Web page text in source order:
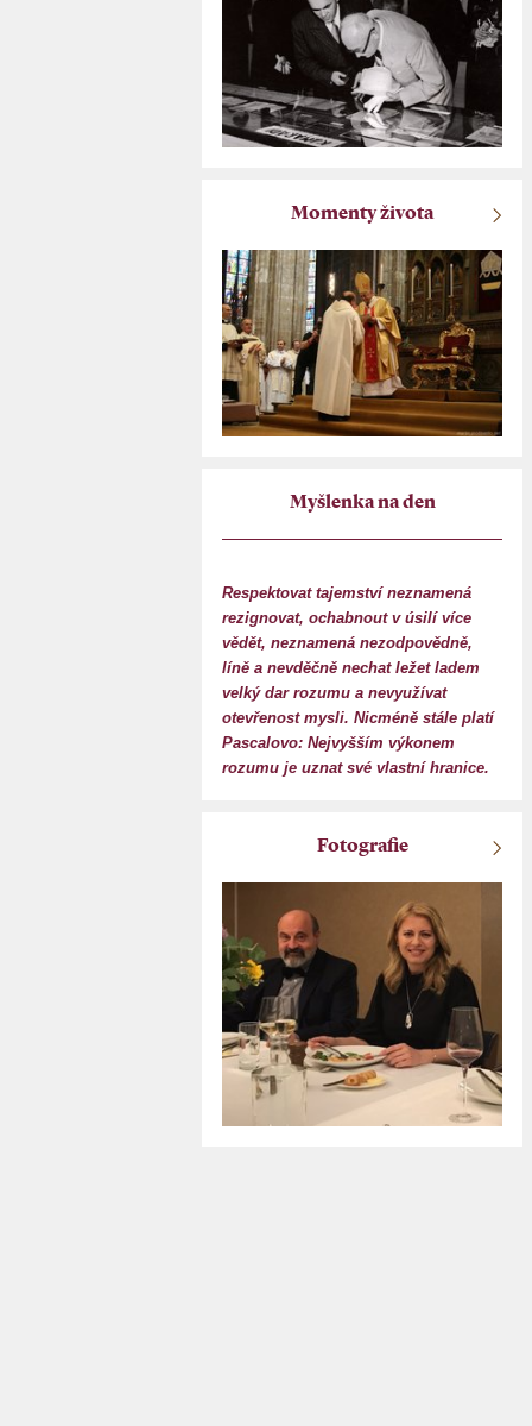
Momenty života
Myšlenka na den
Respektovat tajemství neznamená
rezignovat, ochabnout v úsilí více
vědět, neznamená nezodpovědně,
líně a nevděčně nechat ležet ladem
velký dar rozumu a nevyužívat
otevřenost mysli. Nicméně stále platí
Pascalovo: Nejvyšším výkonem
rozumu je uznat své vlastní hranice.
Fotografie